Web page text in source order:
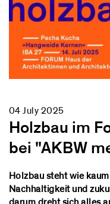
04 July 2025
Holzbau im
bei "AKBW
Holzbau steht wie
Nachhaltigkeit und